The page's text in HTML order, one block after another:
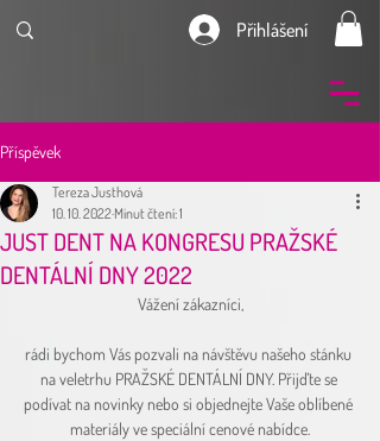
Přihlášení
Příspěvek
JUST DENT NA KONGRESU PRAŽSKÉ
DENTÁLNÍ DNY 2022
Tereza Justhová
10. 10. 2022 Minut čtení: 1
Vážení zákazníci,
rádi bychom Vás pozvali na návštěvu našeho stánku
na veletrhu PRAŽSKÉ DENTÁLNÍ DNY. Přijďte se
podívat na novinky nebo si objednejte Vaše oblíbené
materiály ve speciální cenové nabídce.